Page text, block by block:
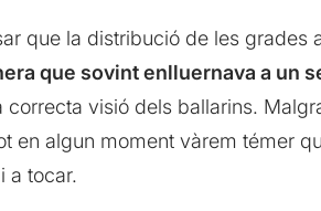
que la distribució de les grades
que sovint enlluernava a un
visió dels ballarins.
en algun moment vàrem témer
a tocar.